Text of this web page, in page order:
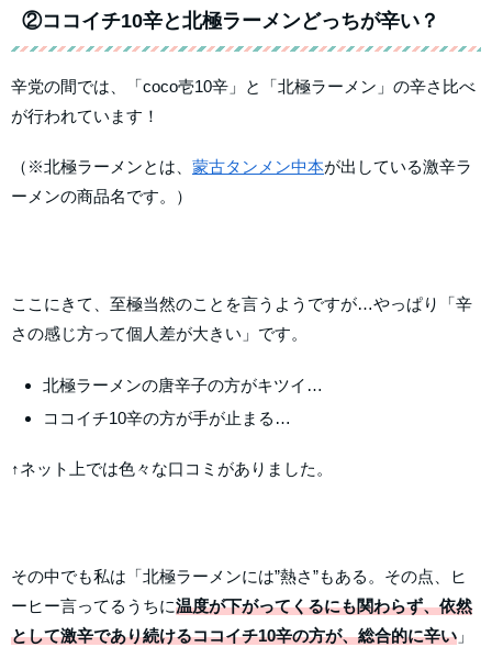
②ココイチ10辛と北極ラーメンどっちが辛い？
辛党の間では、「coco壱10辛」と「北極ラーメン」の辛さ比べ
が行われています！
（※北極ラーメンとは、 蒙古タンメン中本が出している激辛ラ
ーメンの商品名です。）
ここにきて、至極当然のことを言うようですが…やっぱり「辛
さの感じ方って個人差が大きい」です。
北極ラーメンの唐辛子の方がキツイ…
ココイチ10辛の方が手が止まる…
↑ネット上では色々な口コミがありました。
その中でも私は「北極ラーメンには”熱さ”もある。その点、ヒ
ーヒー言ってるうちに温度が下がってくるにも関わらず、依然
として激辛であり続けるココイチ10辛の方が、総合的に辛い 」